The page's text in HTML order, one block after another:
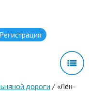
Регистрация
дороги / «Лён-